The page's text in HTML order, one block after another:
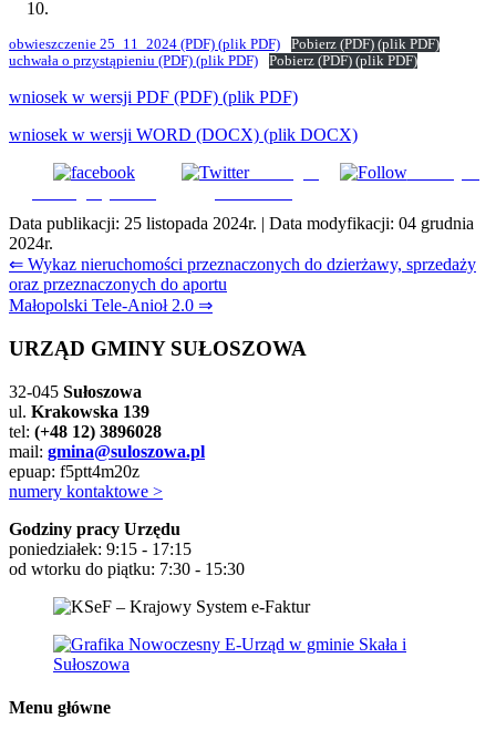
obwieszczenie 25_11_2024 (PDF) (plik PDF) Pobierz(PDF)(plik PDF)
uchwała o przystąpieniu (PDF) (plik PDF) Pobierz(PDF)(plik PDF)
wniosek w wersji PDF (PDF) (plik PDF)
wniosek w wersji WORD (DOCX) (plik DOCX)
Udostępnij
Subskrybuj
Data publikacji: 25 listopada 2024r. | Data modyfikacji: 04 grudnia
2024r.
Nawigacja
wpisu
⇐ Wykaz nieruchomości przeznaczonych do dzierżawy, sprzedaży
oraz przeznaczonych do aportu
Małopolski Tele-Anioł 2.0 ⇒
URZĄD GMINY SUŁOSZOWA
32-045 Sułoszowa
ul. Krakowska 139
tel: (+48 12) 3896028
mail: gmina@suloszowa.pl
epuap: f5ptt4m20z
numery kontaktowe >
Godziny pracy Urzędu
poniedziałek: 9:15 - 17:15
od wtorku do piątku: 7:30 - 15:30
Menu główne